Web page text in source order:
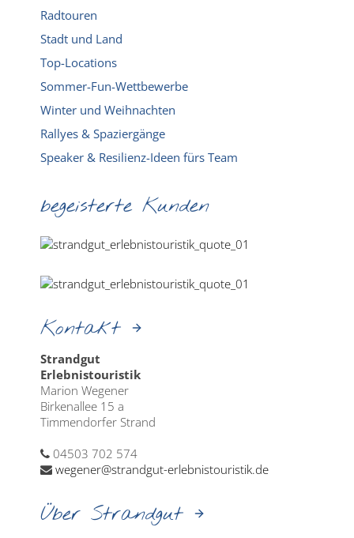
Radtouren
Stadt und Land
Top-Locations
Sommer-Fun-Wettbewerbe
Winter und Weihnachten
Rallyes & Spaziergänge
Speaker & Resilienz-Ideen fürs Team
begeisterte Kunden
Kontakt
Strandgut
Erlebnistouristik
Marion Wegener
Birkenallee 15 a
Timmendorfer Strand
04503 702 574
wegener@strandgut-erlebnistouristik.de
Über Strandgut